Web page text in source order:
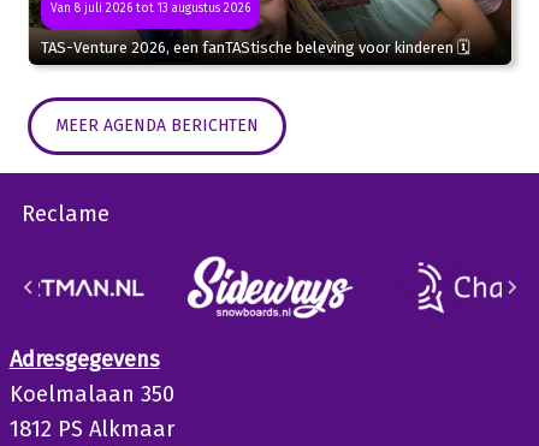
Van 8 juli 2026 tot 13 augustus 2026
TAS-Venture 2026, een fanTAStische beleving voor kinderen 🗓
MEER AGENDA BERICHTEN
Reclame
Adresgegevens
Koelmalaan 350
1812 PS Alkmaar